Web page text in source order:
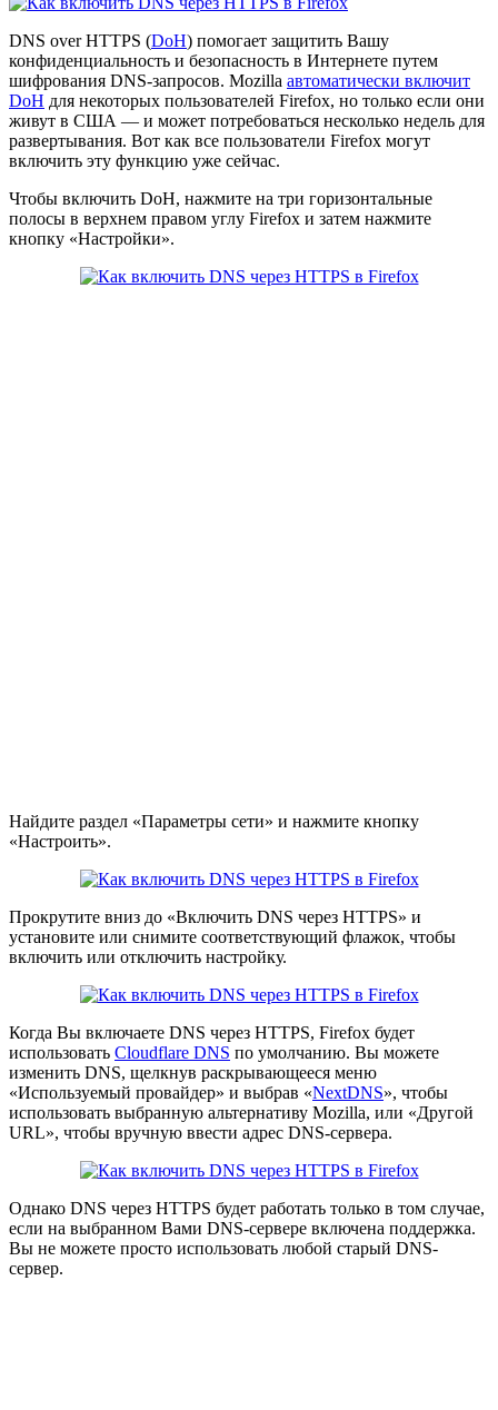
DNS over HTTPS (DoH) помогает защитить Вашу
конфиденциальность и безопасность в Интернете путем
шифрования DNS-запросов. Mozilla автоматически включит
DoH для некоторых пользователей Firefox, но только если они
живут в США — и может потребоваться несколько недель для
развертывания. Вот как все пользователи Firefox могут
включить эту функцию уже сейчас.
Чтобы включить DoH, нажмите на три горизонтальные
полосы в верхнем правом углу Firefox и затем нажмите
кнопку «Настройки».
Найдите раздел «Параметры сети» и нажмите кнопку
«Настроить».
Прокрутите вниз до «Включить DNS через HTTPS» и
установите или снимите соответствующий флажок, чтобы
включить или отключить настройку.
Когда Вы включаете DNS через HTTPS, Firefox будет
использовать Cloudflare DNS по умолчанию. Вы можете
изменить DNS, щелкнув раскрывающееся меню
«Используемый провайдер» и выбрав «NextDNS», чтобы
использовать выбранную альтернативу Mozilla, или «Другой
URL», чтобы вручную ввести адрес DNS-сервера.
Однако DNS через HTTPS будет работать только в том случае,
если на выбранном Вами DNS-сервере включена поддержка.
Вы не можете просто использовать любой старый DNS-
сервер.